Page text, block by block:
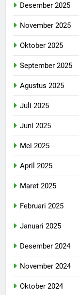
Desember 2025
November 2025
Oktober 2025
September 2025
Agustus 2025
Juli 2025
Juni 2025
Mei 2025
April 2025
Maret 2025
Februari 2025
Januari 2025
Desember 2024
November 2024
Oktober 2024